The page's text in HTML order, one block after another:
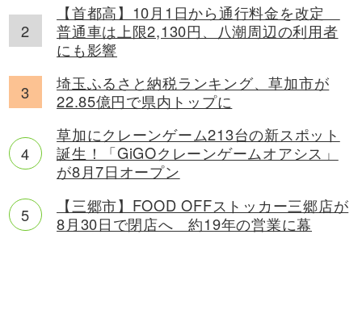
【首都高】10月1日から通行料金を改定
普通車は上限2,130円、八潮周辺の利用者
にも影響
埼玉ふるさと納税ランキング、草加市が
22.85億円で県内トップに
草加にクレーンゲーム213台の新スポット
誕生！「GiGOクレーンゲームオアシス」
が8月7日オープン
【三郷市】FOOD OFFストッカー三郷店が
8月30日で閉店へ 約19年の営業に幕